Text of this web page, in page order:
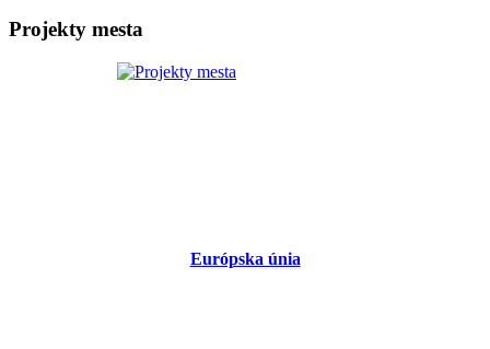
Projekty mesta
Európska únia